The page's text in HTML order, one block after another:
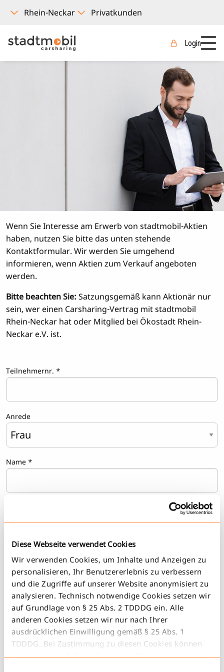
Diese Webseite verwendet Cookies
Wir verwenden Cookies, um Inhalte und Anzeigen zu
personalisieren, Ihr Benutzererlebnis zu verbessern
und die Zugriffe auf unserer Website anonymisiert zu
analysieren. Technisch notwendige Cookies setzen wir
auf Grundlage von § 25 Abs. 2 TDDDG ein. Alle
anderen Cookies setzen wir nur nach Ihrer
ausdrücklichen Einwilligung gemäß § 25 Abs. 1
TDDDG. Bei Zustimmung zu diesen Cookies können
anonymisierte Informationen zur Nutzung unserer
Login
Wenn Sie Interesse am Erwerb von stadtmobil-Aktien
haben, nutzen Sie bitte das unten stehende
Kontaktformular. Wir werden Sie umgehend
informieren, wenn Aktien zum Verkauf angeboten
werden.
Bitte beachten Sie: Satzungsgemäß kann Aktionär nur
sein, wer einen Carsharing-Vertrag mit stadtmobil
Rhein-Neckar hat oder Mitglied bei Ökostadt Rhein-
Neckar e.V. ist.
Teilnehmernr. *
Anrede
Name *
Anfrage*